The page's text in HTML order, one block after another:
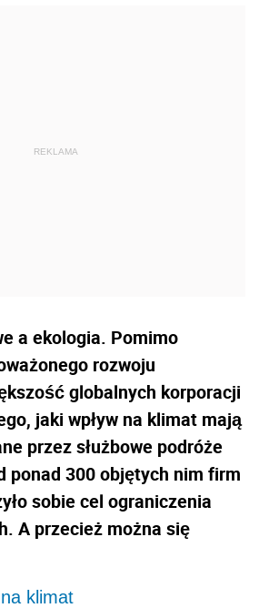
a ekologia. Pomimo
rozwoju
globalnych korporacji
jaki wpływ na klimat mają
przez służbowe podróże
ponad 300 objętych nim firm
sobie cel ograniczenia
A przecież można się
klimat